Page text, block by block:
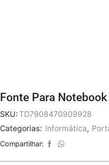
Fonte Para
SKU: TD7908470909928
Categorias: Informática,
Compartilhar: